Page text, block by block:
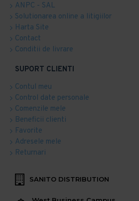
ANPC - SAL
Solutionarea online a litigiilor
Harta Site
Contact
Conditii de livrare
SUPORT CLIENTI
Contul meu
Control date personale
Comenzile mele
Beneficii clienti
Favorite
Adresele mele
Returnari
SANITO DISTRIBUTION